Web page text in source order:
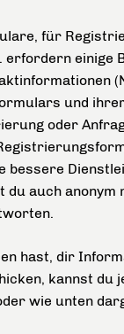
für
einige
und
oder
bessere
du auch
hast, dir
kannst du
wie unten